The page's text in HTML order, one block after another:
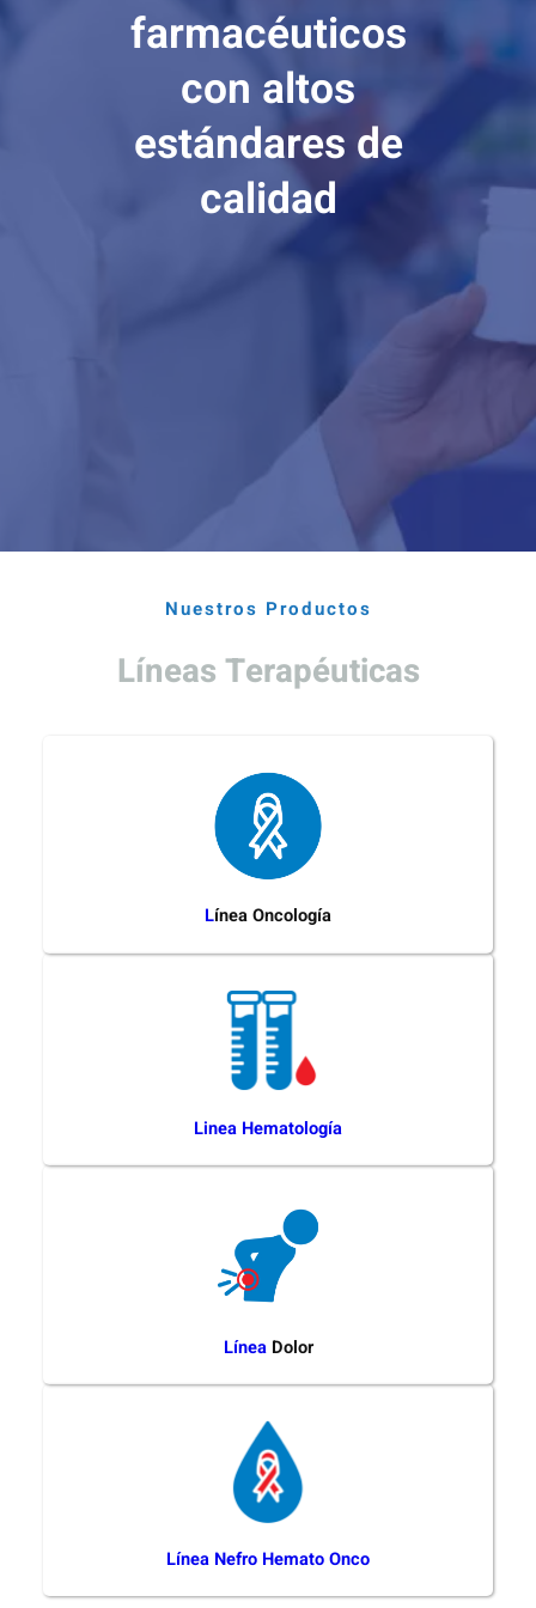
farmacéuticos
con altos
estándares de
calidad
Nuestros Productos
Líneas Terapéuticas
Línea Oncología
Linea Hematología
Línea Dolor
Línea Nefro Hemato Onco